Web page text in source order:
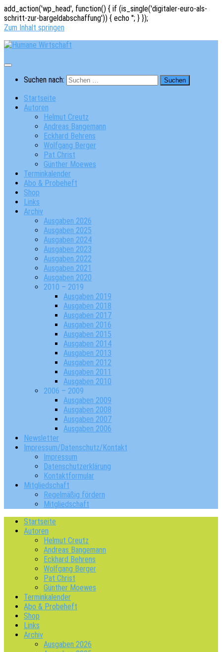
add_action('wp_head', function() { if (is_single('digitaler-euro-als-
schritt-zur-bargeldabschaffung')) { echo ''; } });
Zum Inhalt springen
Suchen nach:
Startseite
Autoren
Helmut Creutz
Andreas Bangemann
Eckhard Behrens
Wolfgang Berger
Pat Christ
Günther Moewes
Terminkalender
Abo & Probeheft
Shop
Links
Archiv
Ausgaben 2026
Ausgaben 2025
Ausgaben 2024
Ausgaben 2023
Ausgaben 2022
Ausgaben 2021
Ausgaben 2020
2010 – 2019
Ausgaben 2019
Ausgaben 2018
Ausgaben 2017
Ausgaben 2016
Ausgaben 2015
Ausgaben 2014
Ausgaben 2013
Ausgaben 2012
Ausgaben 2011
Ausgaben 2010
2006 – 2009
Ausgaben 2009
Ausgaben 2008
Ausgaben 2007
Ausgaben 2006
Newsletter
Impressum/Datenschutz/Kontakt
Impressum
Datenschutzerklärung
Kontaktformular
Mitgliedschaft
Regelmäßig fördern
Mitgliedschaft
Startseite
Autoren
Helmut Creutz
Andreas Bangemann
Eckhard Behrens
Wolfgang Berger
Pat Christ
Günther Moewes
Terminkalender
Abo & Probeheft
Shop
Links
Archiv
Ausgaben 2026